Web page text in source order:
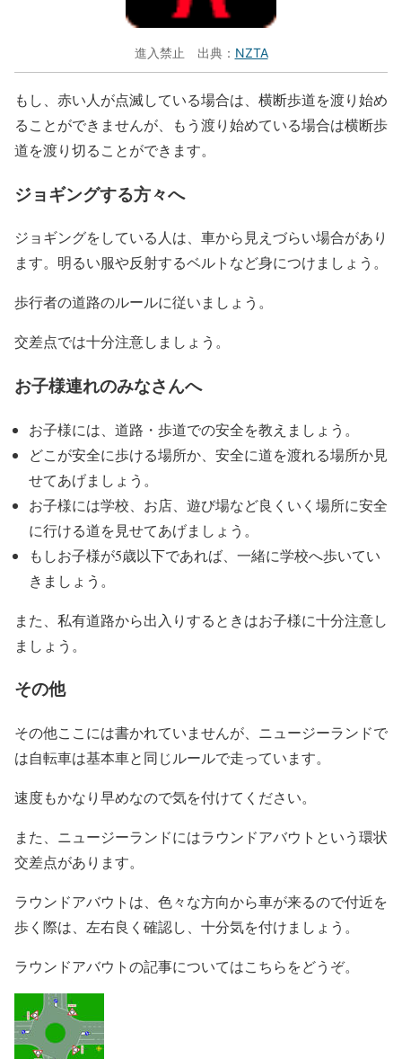
進入禁止 出典： NZTA
もし、赤い人が点滅している場合は、横断歩道を渡り始め
ることができませんが、もう渡り始めている場合は横断歩
道を渡り切ることができます。
ジョギングする方々へ
ジョギングをしている人は、車から見えづらい場合があり
ます。明るい服や反射するベルトなど身につけましょう。
歩行者の道路のルールに従いましょう。
交差点では十分注意しましょう。
お子様連れのみなさんへ
お子様には、道路・歩道での安全を教えましょう。
どこが安全に歩ける場所か、安全に道を渡れる場所か見
せてあげましょう。
お子様には学校、お店、遊び場など良くいく場所に安全
に行ける道を見せてあげましょう。
もしお子様が5歳以下であれば、一緒に学校へ歩いてい
きましょう。
また、私有道路から出入りするときはお子様に十分注意し
ましょう。
その他
その他ここには書かれていませんが、ニュージーランドで
は自転車は基本車と同じルールで走っています。
速度もかなり早めなので気を付けてください。
また、ニュージーランドにはラウンドアバウトという環状
交差点があります。
ラウンドアバウトは、色々な方向から車が来るので付近を
歩く際は、左右良く確認し、十分気を付けましょう。
ラウンドアバウトの記事についてはこちらをどうぞ。